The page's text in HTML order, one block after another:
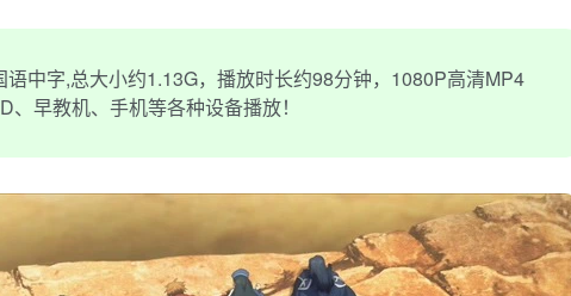
中字,总大小约1.13G，播放时长约98分钟，1080P高清MP4
早教机、手机等各种设备播放！